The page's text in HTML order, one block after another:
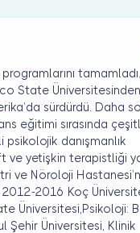
tamamladı.
State
sürdürdü. Daha
eğitimi sırasında
danışmanlık
yetişkin terapistliği
ve Nöroloji
2012-2016 Koç
Üniversitesi,Psikoloji:
Şehir Üniversitesi, Klinik